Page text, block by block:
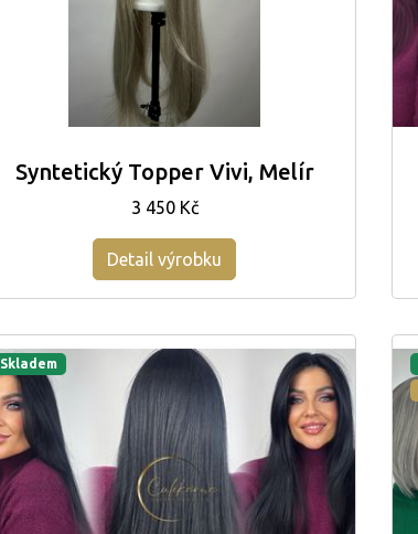
Syntetický Topper Vivi, Melír
3 450 Kč
Detail výrobku
Skladem